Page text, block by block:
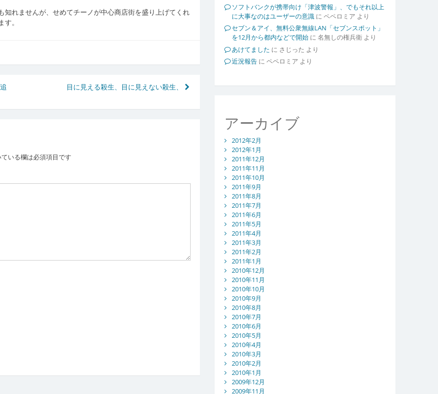
れませんが、せめてチーノが中心商店街を盛り上げてくれ
。
目に見える殺生、目に見えない殺生、
いる欄は必須項目です
ソフトバンクが携帯向け「津波警報」、でもそれ以上
に大事なのはユーザーの意識に ペペロミア より
セブン＆アイ、無料公衆無線LAN「セブンスポット」
を12月から都内などで開始に 名無しの権兵衛より
あけてました に さじった より
近況報告に ペペロミア より
アーカイブ
2012年2月
2012年1月
2011年12月
2011年11月
2011年10月
2011年9月
2011年8月
2011年7月
2011年6月
2011年5月
2011年4月
2011年3月
2011年2月
2011年1月
2010年12月
2010年11月
2010年10月
2010年9月
2010年8月
2010年7月
2010年6月
2010年5月
2010年4月
2010年3月
2010年2月
2010年1月
2009年12月
2009年11月